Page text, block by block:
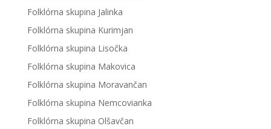
Folklórna skupina Jalinka
Folklórna skupina Kurimjan
Folklórna skupina Lisočka
Folklórna skupina Makovica
Folklórna skupina Moravančan
Folklórna skupina Nemcovianka
Folklórna skupina Olšavčan